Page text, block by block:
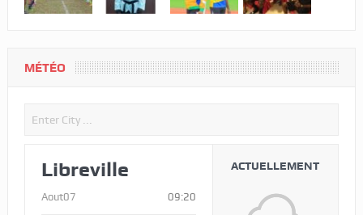
MÉTÉO
Libreville
Aout07 09:20
ACTUELLEMENT